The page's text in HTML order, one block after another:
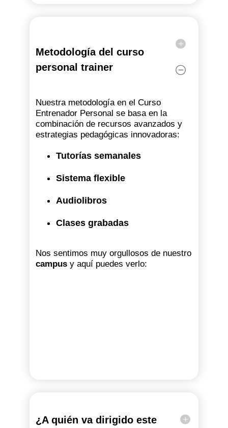
Metodología del curso
personal trainer
Nuestra metodología en el Curso
Entrenador Personal se basa en la
combinación de recursos avanzados y
estrategias pedagógicas innovadoras:
Tutorías semanales
Sistema flexible
Audiolibros
Clases grabadas
Nos sentimos muy orgullosos de nuestro
campus y aquí puedes verlo:
¿A quién va dirigido este